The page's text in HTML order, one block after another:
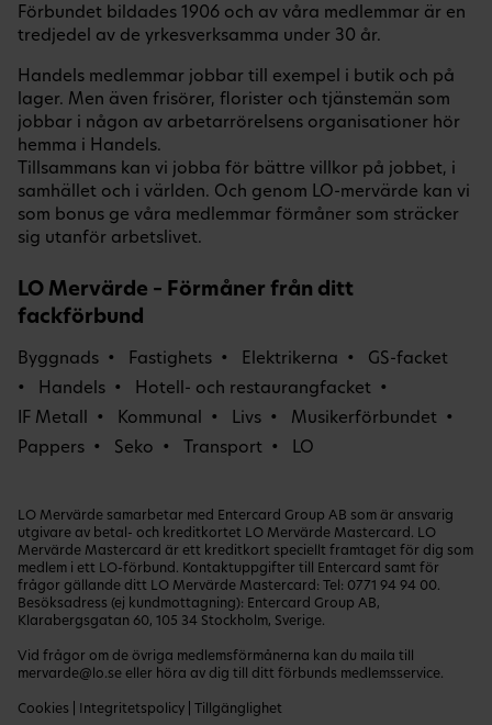
Förbundet bildades 1906 och av våra medlemmar är en
tredjedel av de yrkesverksamma under 30 år.
Handels medlemmar jobbar till exempel i butik och på
lager. Men även frisörer, florister och tjänstemän som
jobbar i någon av arbetarrörelsens organisationer hör
hemma i Handels.
Tillsammans kan vi jobba för bättre villkor på jobbet, i
samhället och i världen. Och genom LO-mervärde kan vi
som bonus ge våra medlemmar förmåner som sträcker
sig utanför arbetslivet.
LO Mervärde – Förmåner från ditt
fackförbund
Byggnads Fastighets Elektrikerna
GS-facket
Handels
Hotell- och restaurangfacket
IF Metall
Kommunal Livs
Musikerförbundet
Pappers
Seko Transport LO
LO Mervärde samarbetar med Entercard Group AB som är ansvarig
utgivare av betal- och kreditkortet LO Mervärde Mastercard. LO
Mervärde Mastercard är ett kreditkort speciellt framtaget för dig som
medlem i ett LO-förbund. Kontaktuppgifter till Entercard samt för
frågor gällande ditt LO Mervärde Mastercard: Tel: 0771 94 94 00.
Besöksadress (ej kundmottagning): Entercard Group AB,
Klarabergsgatan 60, 105 34 Stockholm, Sverige.
Vid frågor om de övriga medlemsförmånerna kan du maila till
mervarde@lo.se eller höra av dig till ditt förbunds medlemsservice.
Cookies Integritetspolicy Tillgänglighet